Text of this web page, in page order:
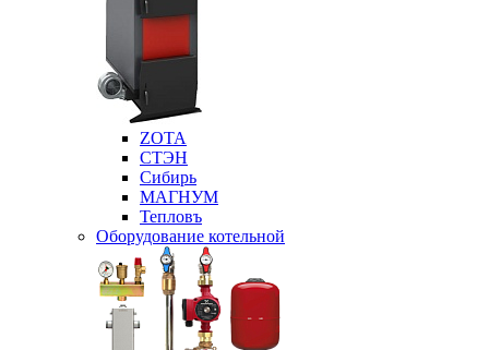
ZOTA
СТЭН
Сибирь
МАГНУМ
Тепловъ
Оборудование котельной